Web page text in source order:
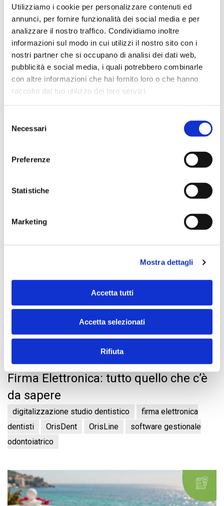
Utilizziamo i cookie per personalizzare contenuti ed
annunci, per fornire funzionalità dei social media e per
analizzare il nostro traffico. Condividiamo inoltre
informazioni sul modo in cui utilizzi il nostro sito con i
nostri partner che si occupano di analisi dei dati web,
pubblicità e social media, i quali potrebbero combinarle
con altre informazioni che hai fornito loro o che hanno
raccolto dal tuo utilizzo dei loro servizi.
delNecessari
Preferenze
Statistiche
Marketing
Mostra dettagli
Accetta tutti
Accetta selezionati
Rifiuta
04.08.2026
sicuro
digitali
dematerializzazione
digitalizzazione studio
odontoiatrico
Firma Elettronica: tutto quello che c’è
da sapere
digitalizzazione studio dentistico
firma elettronica
dentisti
OrisDent OrisLine
software gestionale
odontoiatrico